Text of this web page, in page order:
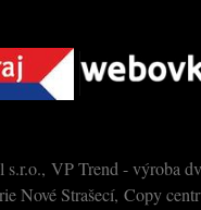
VP Trend - výroba
Nové Strašecí, Copy